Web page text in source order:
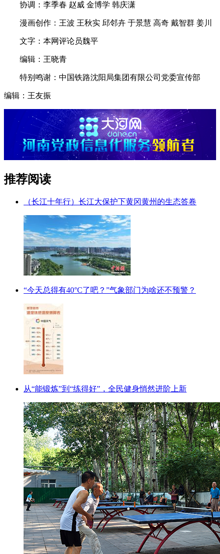
协调：李季春 赵威 金博学 韩庆潇
漫画创作：王波 王秋实 邱邻卉 于景慧 高奇 戴智群 姜川
文字：本网评论员魏平
编辑：王晓青
特别鸣谢：中国铁路沈阳局集团有限公司党委宣传部
编辑：王友振
推荐阅读
（长江十年行）长江大保护下黄冈黄州的生态答卷
“今天总得有40°C了吧？”气象部门为啥还不预警？
从“能锻炼”到“练得好”，全民健身悄然进阶上新